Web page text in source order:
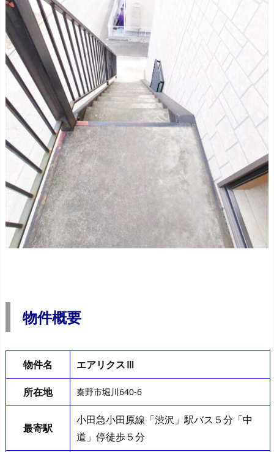
物件概要
物件名 エアリクスⅢ
所在地 秦野市堀川640-6
最寄駅
小田急小田原線「渋沢」駅バス５分「中
道」停徒歩５分